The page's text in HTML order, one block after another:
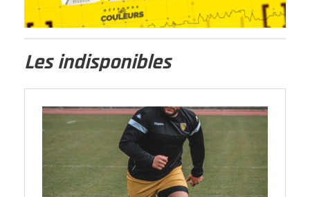
Les indisponibles